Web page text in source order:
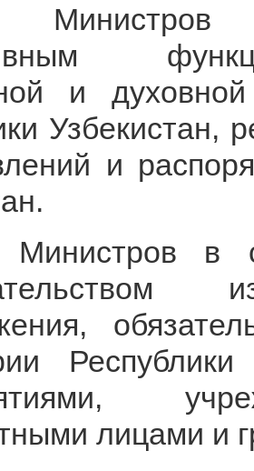
Министров
и
и
Министров в
лицами и